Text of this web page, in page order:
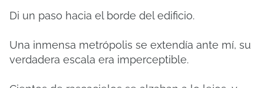
Di un paso hacia el borde del edificio.
Una inmensa metrópolis se extendía ante mí, su
verdadera escala era imperceptible.